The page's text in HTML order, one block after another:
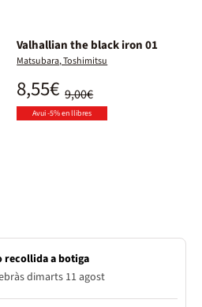
Valhallian the black iron 01
Matsubara, Toshimitsu
9,00€
8,55€
Avui -5% en llibres
recollida a botiga
dimarts 11 agost